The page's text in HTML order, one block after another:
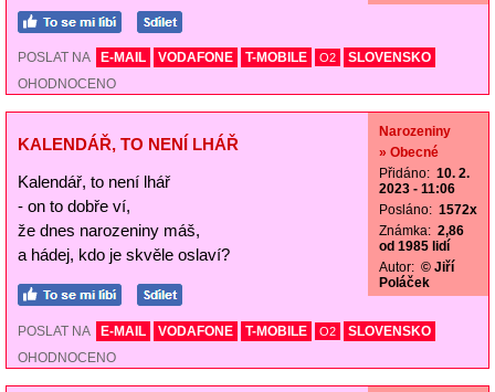
POSLAT NA E-MAIL VODAFONE T-MOBILE O2
SLOVENSKO
OHODNOCENO
KALENDÁŘ, TO NENÍ LHÁŘ
Kalendář, to není lhář
- on to dobře ví,
že dnes narozeniny máš,
a hádej, kdo je skvěle oslaví?
Narozeniny
» Obecné
Přidáno: 10. 2.
2023 - 11:06
Posláno: 1572x
Známka: 2,86
od 1985 lidí
Autor: © Jiří
Poláček
POSLAT NA E-MAIL VODAFONE T-MOBILE O2
SLOVENSKO
OHODNOCENO